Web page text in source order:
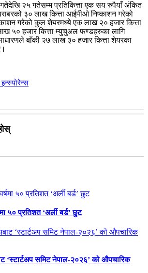
२५ गतेसम्म प्रतिकित्ता एक सय रुपैयाँ अंकित
३० लाख कित्ता आईपीओ निष्काशन गरेको
गरेको कुल शेयरमध्ये एक लाख २० हजार कित्ता
५० हजार कित्ता म्युचुअल फण्डहरुका लागि
बाँकी २७ लाख ३० हजार कित्ता शेयरका
५० प्रतिशत ‘अर्ली बर्ड’ छुट
‘स्टार्टअप समिट नेपाल-२०२६’ को औपचारिक